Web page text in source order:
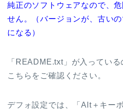
純正のソフトウェアなので、
せん。（バージョンが、古い
になる）
「README.txt」が入ってい
こちらをご確認ください。
デフォ設定では、「Alt＋キー